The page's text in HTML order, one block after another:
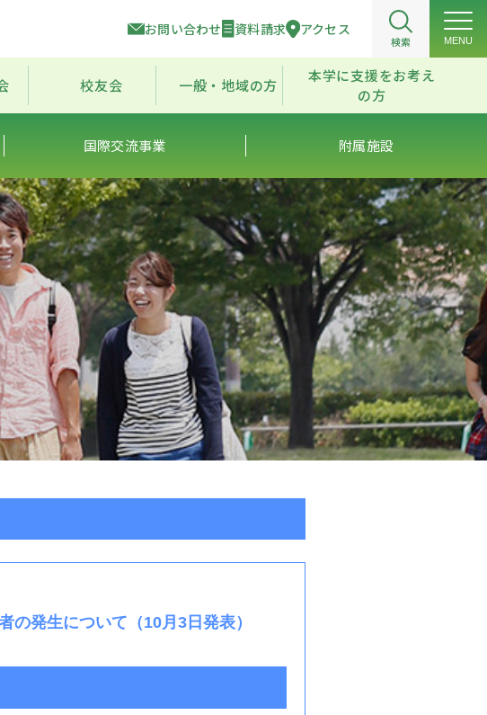
お問い合わせ 資料請求 アクセス
検索 MENU
校友会 一般・地域の方
本学に支援をお考え
の方
国際交流事業 附属施設
の発生について（10月3日発表）